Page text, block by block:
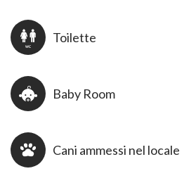
Toilette
Baby Room
Cani ammessi nel locale